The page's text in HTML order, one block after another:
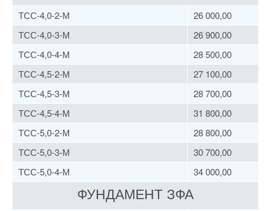
ТСС-4,0-2-М
26 000,00
ТСС-4,0-3-М
26 900,00
ТСС-4,0-4-М
28 500,00
ТСС-4,5-2-М
27 100,00
ТСС-4,5-3-М
28 700,00
ТСС-4,5-4-М
31 800,00
ТСС-5,0-2-М
28 800,00
ТСС-5,0-3-М
30 700,00
ТСС-5,0-4-М
34 000,00
ФУНДАМЕНТ ЗФА